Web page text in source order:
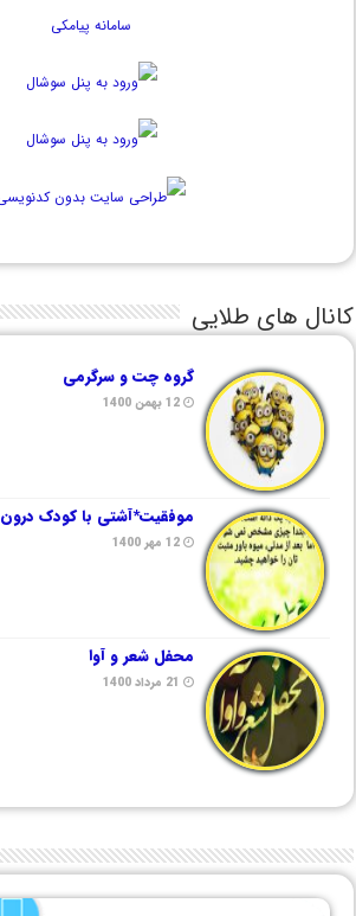
کانال های طلایی
گروه چت و سرگرمی
12 بهمن 1400
موفقیت*آشتی با کودک درون
12 مهر 1400
محفل شعر و آوا
21 مرداد 1400